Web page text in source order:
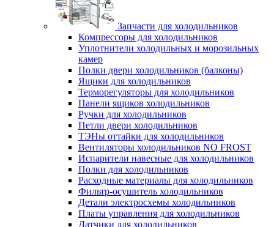
Запчасти для холодильников
Компрессоры для холодильников
Уплотнители холодильных и морозильных
камер
Полки двери холодильников (балконы)
Ящики для холодильников
Терморегуляторы для холодильников
Панели ящиков холодильников
Ручки для холодильников
Петли двери холодильников
ТЭНы оттайки для холодильников
Вентиляторы холодильников NO FROST
Испарители навесные для холодильников
Полки для холодильников
Расходные материалы для холодильников
Фильтр-осушитель холодильников
Детали электросхемы холодильников
Платы управления для холодильников
Датчики для холодильников